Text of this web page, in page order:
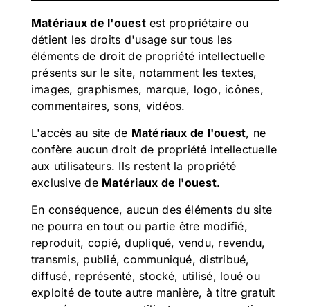
Matériaux de l'ouestest propriétaire ou
détient les droits d'usage sur tous les
éléments de droit de propriété intellectuelle
présents sur le site, notamment les textes,
images, graphismes, marque, logo, icônes,
commentaires, sons, vidéos.
L'accès au site de Matériaux de l'ouest, ne
confère aucun droit de propriété intellectuelle
aux utilisateurs. Ils restent la propriété
exclusive de Matériaux de l'ouest.
En conséquence, aucun des éléments du site
ne pourra en tout ou partie être modifié,
reproduit, copié, dupliqué, vendu, revendu,
transmis, publié, communiqué, distribué,
diffusé, représenté, stocké, utilisé, loué ou
exploité de toute autre manière, à titre gratuit